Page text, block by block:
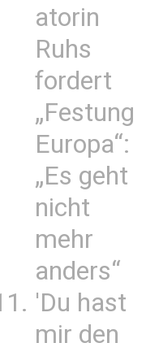
atorin
Ruhs
fordert
„Festung
Europa“:
„Es geht
nicht
mehr
anders“
'Du hast
mir den